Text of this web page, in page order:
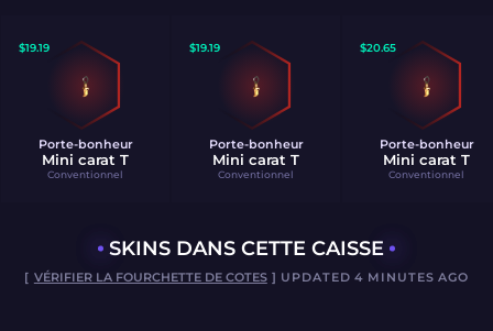
$19.19
Porte-bonheur
Mini carat T
Conventionnel
$19.19
Porte-bonheur
Mini carat T
Conventionnel
$20.65
Porte-bonheur
Mini carat T
Conventionnel
SKINS DANS CETTE CAISSE
[ VÉRIFIER LA FOURCHETTE DE COTES] UPDATED 4 MINUTES AGO